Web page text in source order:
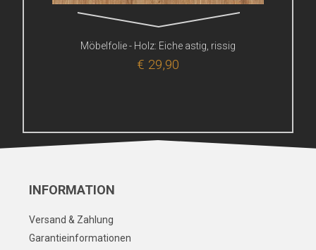
Möbelfolie - Holz: Eiche astig, rissig
€ 29,90
INFORMATION
Versand & Zahlung
Garantieinformationen